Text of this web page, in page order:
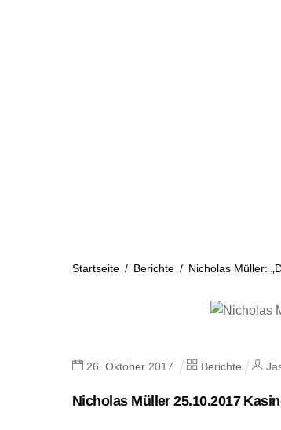
Startseite / Berichte / Nicholas Müller:
26 Oktober 2017 Berichte
Nicholas Müller 25.10.2017